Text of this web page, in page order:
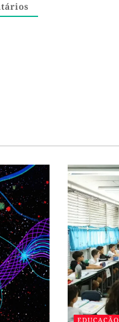
EDUCAÇÃO